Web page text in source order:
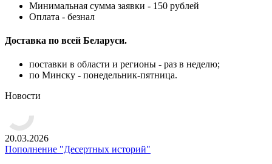
Минимальная сумма заявки - 150 рублей
Оплата - безнал
Доставка по всей Беларуси.
поставки в области и регионы - раз в неделю;
по Минску - понедельник-пятница.
Новости
20.03.2026
Пополнение "Десертных историй"